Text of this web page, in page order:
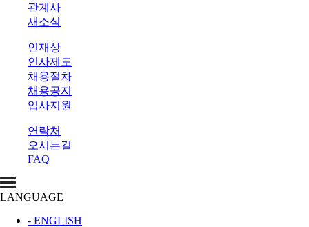
관계사
새소식
인재상
인사제도
채용절차
채용공지
입사지원
연락처
오시는길
FAQ
LANGUAGE
- ENGLISH